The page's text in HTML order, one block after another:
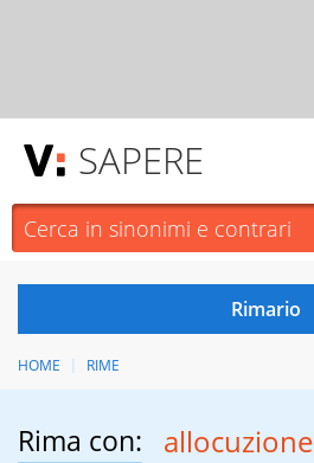
SAPERE
HOME RIME
Rima con: allocuzione